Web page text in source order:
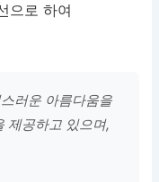
으로 하여
러운 아름다움을
제공하고 있으며,